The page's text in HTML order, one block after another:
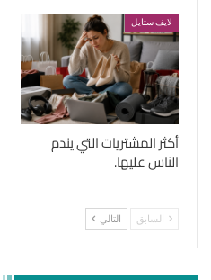
لايف ستايل
أكثر المشتريات التي يندم
الناس عليها.
السابق التالي